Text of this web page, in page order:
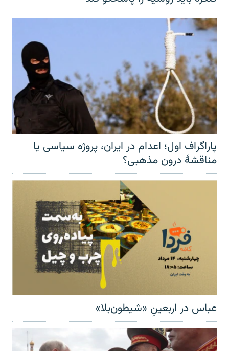
پاراگراف اول؛ اعدام در ایران، پروژه سیاسی یا
مناقشهٔ درون مذهبی؟
عباس در اربعینِ «شیطون‌بلا»